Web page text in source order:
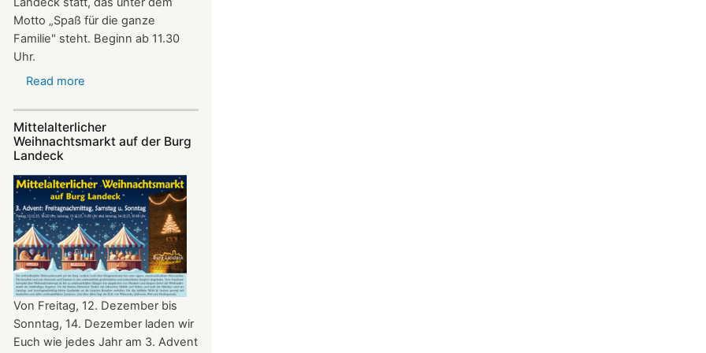
Motto „Spaß für die ganze
Familie" steht. Beginn ab 11.30
Uhr.
Read more
Burg
Mittelalterlicher
Weihnachtsmarkt auf der Burg
Landeck
Von Freitag, 12. Dezember bis
Sonntag, 14. Dezember laden wir
Euch wie jedes Jahr am 3. Advent